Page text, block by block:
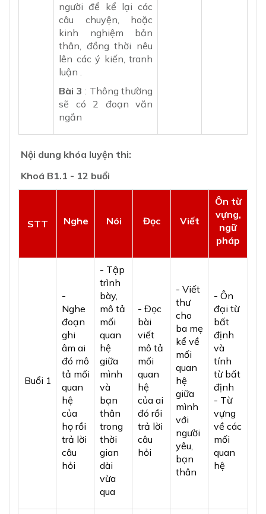
người để kể lại các
câu chuyện, hoặc
kinh nghiệm bản
thân, đồng thời nêu
lên các ý kiến, tranh
luận .
Bài 3 : Thông thường
sẽ có 2 đoạn văn
ngắn
Nội dung khóa luyện thi:
Khoá B1.1 - 12 buổi
STT Nghe Nói Đọc Viết
Ôn từ
vựng,
ngữ
pháp
Buổi 1
-
Nghe
đoạn
ghi
âm ai
đó mô
tả mối
quan
hệ
của
họ rồi
trả lời
câu
hỏi
- Tập
trình
bày,
mô tả
mối
quan
hệ
giữa
mình
và
bạn
thân
trong
thời
gian
dài
vừa
qua
- Đọc
bài
viết
mô tả
mối
quan
hệ
của ai
đó rồi
trả lời
câu
hỏi
- Viết
thư
cho
ba mẹ
kể về
mối
quan
hệ
giữa
mình
với
người
yêu,
bạn
thân
- Ôn
đại từ
bất
định
và
tính
từ bất
định
- Từ
vựng
về các
mối
quan
hệ